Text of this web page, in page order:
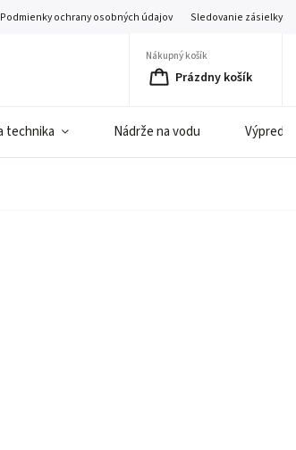
Podmienky ochrany osobných údajov Sledovanie zásielky
Nákupný košík
Prázdny košík
technika Nádrže na vodu